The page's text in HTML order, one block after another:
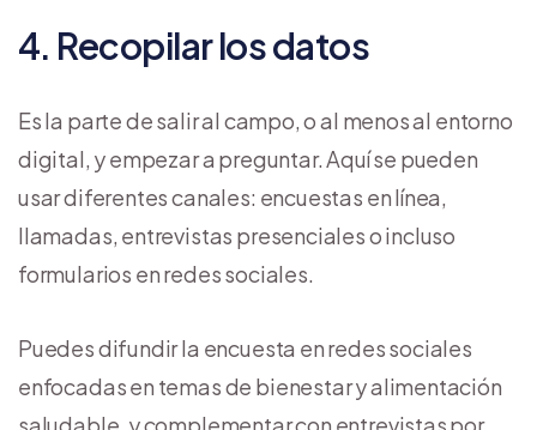
4. Recopilar los datos
Es la parte de salir al campo, o al menos al entorno
digital, y empezar a preguntar. Aquí se pueden
usar diferentes canales: encuestas en línea,
llamadas, entrevistas presenciales o incluso
formularios en redes sociales.
Puedes difundir la encuesta en redes sociales
enfocadas en temas de bienestar y alimentación